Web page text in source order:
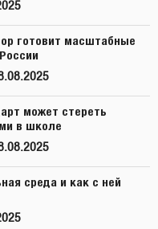
готовит масштабные
может стереть
в школе
среда и как с ней